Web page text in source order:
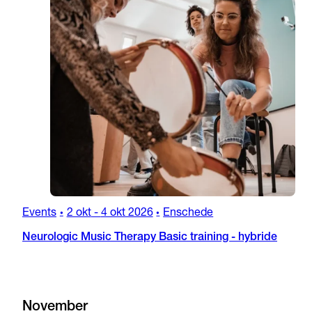
Events • 2 okt- 4 okt 2026 • Enschede
Neurologic Music Therapy Basic training - hybride
November